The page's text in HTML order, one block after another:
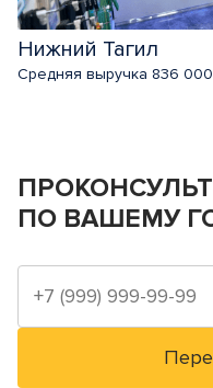
Нижний Тагил
Средняя выручка 836
ПО ВАШЕМУ